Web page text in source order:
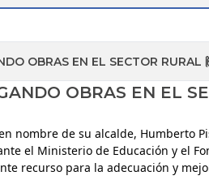
OBRAS EN EL SECTOR RURAL
OBRAS EN EL
nombre de su alcalde, Humberto
el Ministerio de Educación y el
recurso para la adecuación y